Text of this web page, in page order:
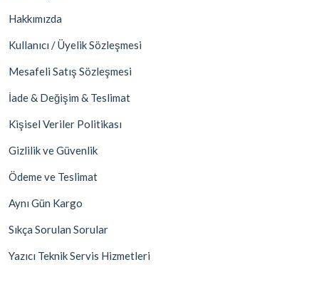
Hakkımızda
Kullanıcı / Üyelik Sözleşmesi
Mesafeli Satış Sözleşmesi
İade & Değişim & Teslimat
Kişisel Veriler Politikası
Gizlilik ve Güvenlik
Ödeme ve Teslimat
Aynı Gün Kargo
Sıkça Sorulan Sorular
Yazıcı Teknik Servis Hizmetleri